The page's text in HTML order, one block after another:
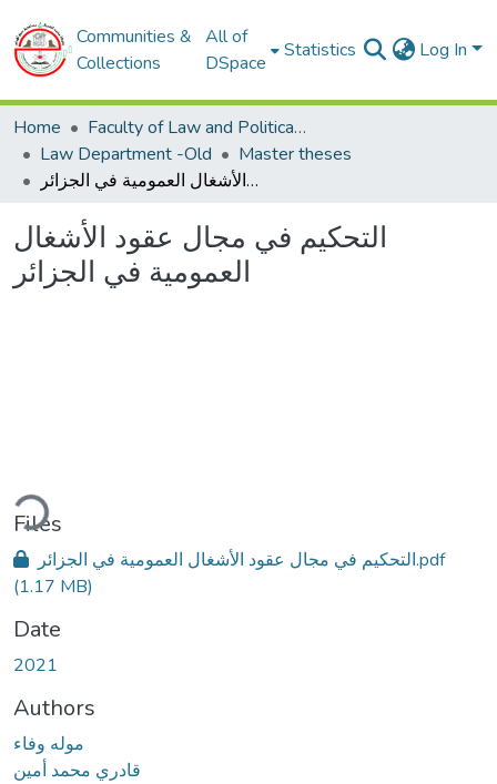
Communities &
Collections
All of
DSpace
Statistics Log In
Home
Faculty of Law and Political Sciences
Law Department -Old
Master theses
التحكيم في مجال عقود الأشغال العمومية في الجزائر
التحكيم في مجال عقود الأشغال
العمومية في الجزائر
Files
التحكيم في مجال عقود الأشغال العمومية في الجزائر.pdf
(1.17 MB)
Date
2021
Authors
موله وفاء
قادري محمد أمين